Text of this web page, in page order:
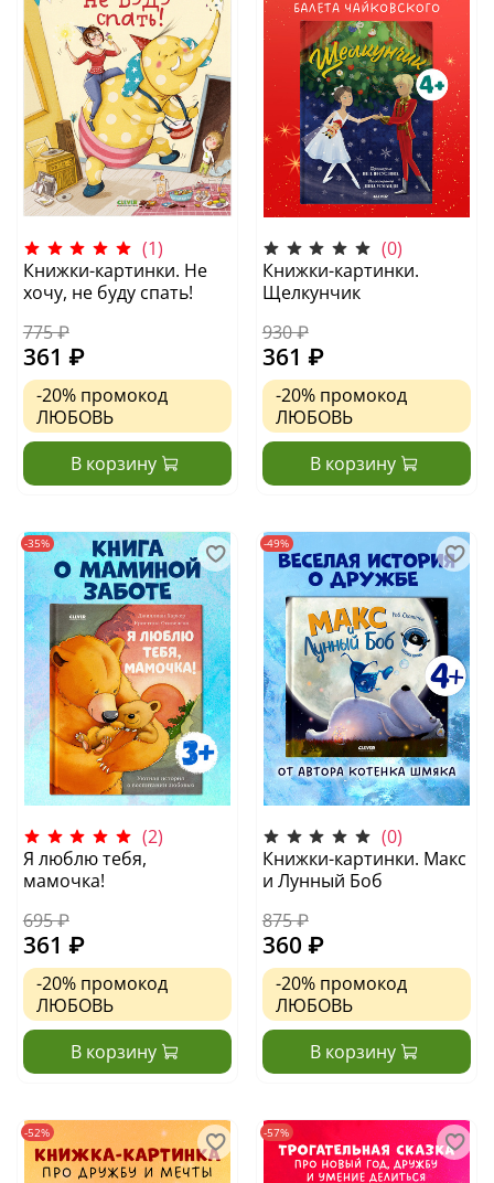
(1)
Книжки-картинки. Не
хочу, не буду спать!
775 ₽
361 ₽
-20% промокод
ЛЮБОВЬ
В корзину
(0)
Книжки-картинки.
Щелкунчик
930 ₽
361 ₽
-20% промокод
ЛЮБОВЬ
В корзину
-35%
(2)
Я люблю тебя,
мамочка!
695 ₽
361 ₽
-20% промокод
ЛЮБОВЬ
В корзину
-49%
(0)
Книжки-картинки. Макс
и Лунный Боб
875 ₽
360 ₽
-20% промокод
ЛЮБОВЬ
В корзину
-52% -57%